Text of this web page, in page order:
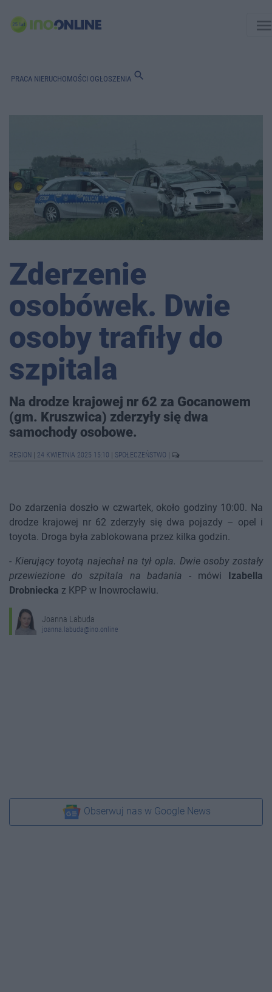
PRACA NIERUCHOMOŚCI OGŁOSZENIA search
Zderzenie
osobówek. Dwie
osoby trafiły do
szpitala
Na drodze krajowej nr 62 za Gocanowem
(gm. Kruszwica) zderzyły się dwa
samochody osobowe.
REGION 24 KWIETNIA 2025 15:10 SPOŁECZEŃSTWO
Do zdarzenia doszło w czwartek, około godziny 10:00. Na
drodze krajowej nr 62 zderzyły się dwa pojazdy – opel i
toyota. Droga była zablokowana przez kilka godzin.
- Kierujący toyotą najechał na tył opla. Dwie osoby zostały
przewiezione do szpitala na badania - mówi
Izabella
Drobniecka z KPP w Inowrocławiu.
Joanna Labuda
joanna.labuda@ino.online
Obserwuj nas w Google News